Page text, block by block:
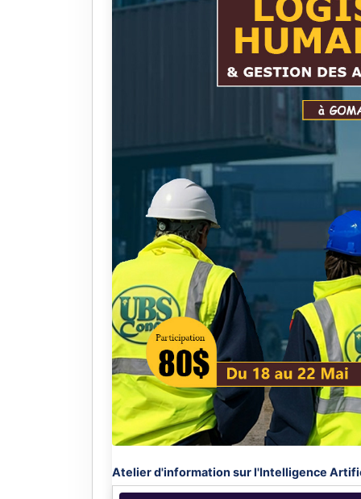
Atelier d'information sur l'Intelligence